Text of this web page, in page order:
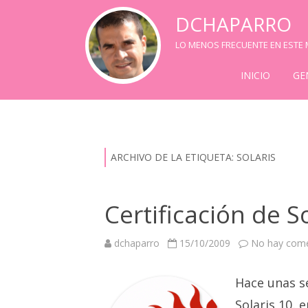
DCHAPARRO
LO MENOS FRECUENTE EN
INICIO
ARCHIVO DE LA ETIQUETA: SOLARIS
Certificación de
dchaparro 15/10/2009 No hay
Hace unas
Solaris 10,